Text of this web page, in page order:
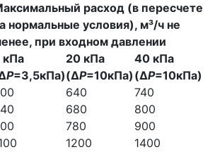
расход (в пересчете
нормальные условия), м³/ч не
при входном давлении
кПа
Р=3,5кПа)
20 кПа
(ΔР=10кПа)
40 кПа
(ΔР=10кПа)
640
740
680
800
780
900
1200
1400